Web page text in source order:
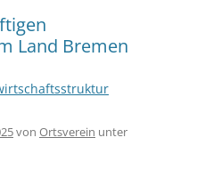
Land Bremen
von Ortsverein unter